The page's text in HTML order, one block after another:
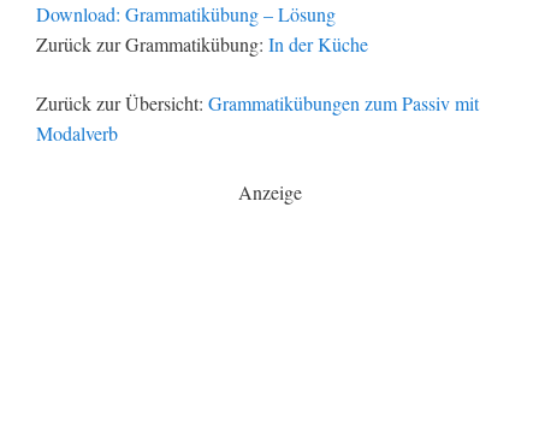
Download: Grammatikübung – Lösung
Zurück zur Grammatikübung: In der Küche
Zurück zur Übersicht: Grammatikübungen zum Passiv mit
Modalverb
Anzeige